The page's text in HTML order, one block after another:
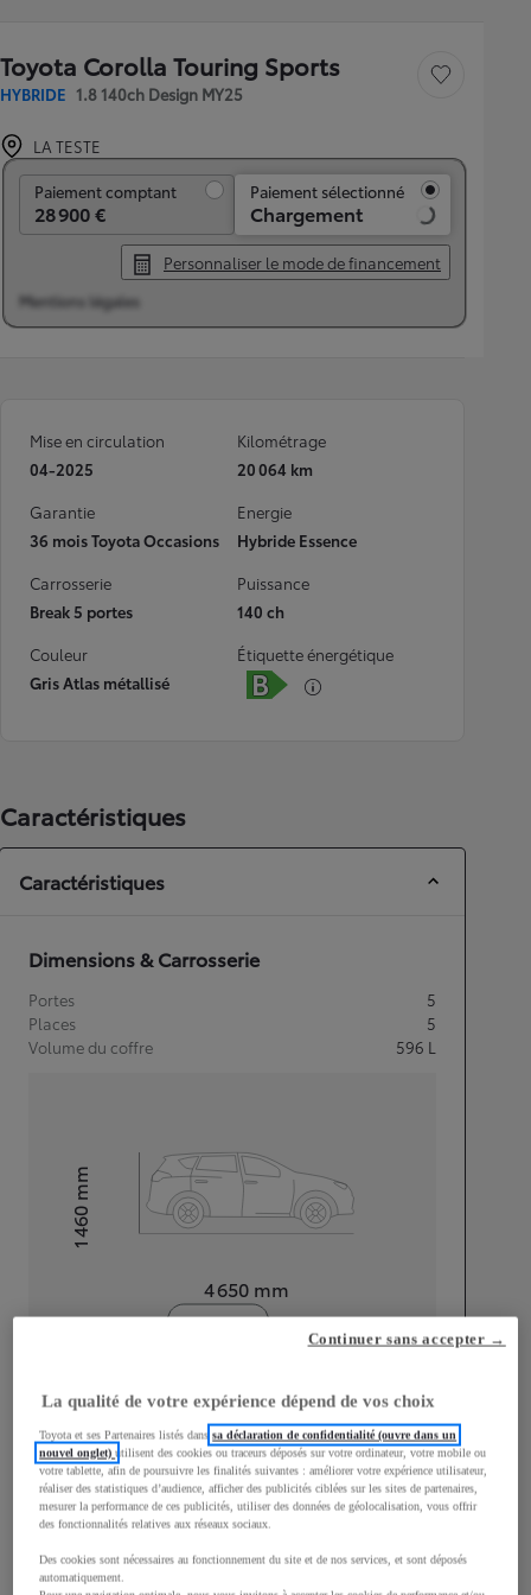
Toyota Corolla Touring Sports
HYBRIDE 1.8 140ch Design MY25
Sauvegarder le
LA TESTE
Paiement comptant
28 900 €
Paiement sélectionné
Chargement
Personnaliser le mode de financement
Mentions légales
Mise en circulation
04-2025
Kilométrage
20 064 km
Garantie
36 mois Toyota Occasions
Energie
Hybride Essence
Carrosserie
Break 5 portes
Puissance
140 ch
Couleur
Gris Atlas métallisé
Étiquette énergétique
Caractéristiques
Caractéristiques
Dimensions & Carrosserie
Portes
5
Places
5
Volume du coffre
596 L
4 650 mm
Hauteur1 460
mm
Largeur
1 790mm
Consommation mixte
La qualité de votre expérience dépend de vos choix
Toyota et ses Partenaires listés danssa déclaration de confidentialité (ouvre dans un
nouvel onglet)utilisent des cookies ou traceurs déposés sur votre ordinateur, votre mobile ou
votre tablette, afin de poursuivre les finalités suivantes : améliorer votre expérience utilisateur,
réaliser des statistiques d’audience, afficher des publicités ciblées sur les sites de partenaires,
mesurer la performance de ces publicités, utiliser des données de géolocalisation, vous offrir
des fonctionnalités relatives aux réseaux sociaux.
Des cookies sont nécessaires au fonctionnement du site et de nos services, et sont déposés
automatiquement.
Continuer sans accepter →